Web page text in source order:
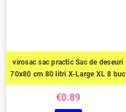
virosac sac practic Sac de deseuri
70x80 cm 80 litri X-Large XL 8 buc
€0.89